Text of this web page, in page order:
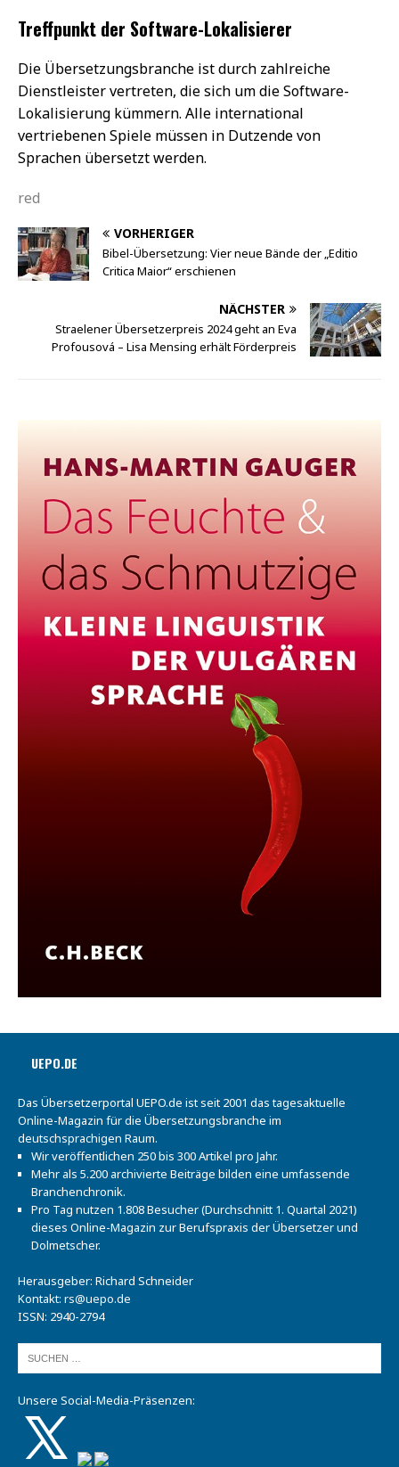
Treffpunkt der Software-Lokalisierer
Die Übersetzungsbranche ist durch zahlreiche
Dienstleister vertreten, die sich um die Software-
Lokalisierung kümmern. Alle international
vertriebenen Spiele müssen in Dutzende von
Sprachen übersetzt werden.
red
VORHERIGER
Bibel-Übersetzung: Vier neue Bände der „Editio
Critica Maior“ erschienen
NÄCHSTER
Straelener Übersetzerpreis 2024 geht an Eva
Profousová – Lisa Mensing erhält Förderpreis
UEPO.DE
Das Übersetzerportal UEPO.de ist seit 2001 das tagesaktuelle
Online-Magazin für die Übersetzungsbranche im
deutschsprachigen Raum.
Wir veröffentlichen 250 bis 300 Artikel pro Jahr.
Mehr als 5.200 archivierte Beiträge bilden eine umfassende
Branchenchronik.
Pro Tag nutzen 1.808 Besucher (Durchschnitt 1. Quartal 2021)
dieses Online-Magazin zur Berufspraxis der Übersetzer und
Dolmetscher.
Herausgeber: Richard Schneider
Kontakt: rs@uepo.de
ISSN: 2940-2794
Unsere Social-Media-Präsenzen: